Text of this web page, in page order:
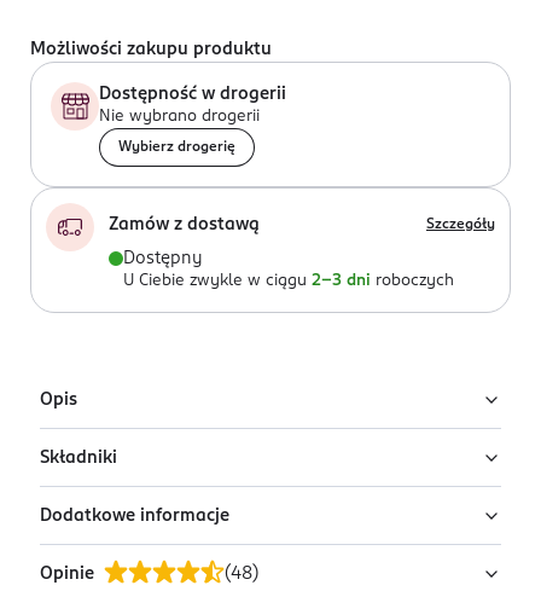
Możliwości zakupu produktu
Dostępność w drogerii
Nie wybrano drogerii
Wybierz drogerię
Zamów z dostawą Szczegóły
Dostępny
U Ciebie zwykle w ciągu 2-3 dni roboczych
Opis
Odkryj magiczną moc głębokiego snu!
Olejek zapachowy Sweet Dream z dodatkiem olejków
eterycznych to produkt, który w łatwy sposób wdrożysz
do swojej codziennej rutyny. Kilka kropel olejku
wystarczy, aby wypełnić przestrzeń delikatnym,
Składniki
Zawiera: kompozycję zapachową: Linalol, Geraniol,
Limonene, Coumarin. Może powodować
wystąpienie reakcji alergicznej.
Dodatkowe informacje
PRZYGOTOWANIE I STOSOWANIE
Opinie (48)